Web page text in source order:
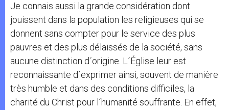
Je connais aussi la grande considération dont
jouissent dans la population les religieuses qui se
donnent sans compter pour le service des plus
pauvres et des plus délaissés de la société, sans
aucune distinction d´origine. L´Église leur est
reconnaissante d´exprimer ainsi, souvent de manière
très humble et dans des conditions difficiles, la
charité du Christ pour l´humanité souffrante. En effet,